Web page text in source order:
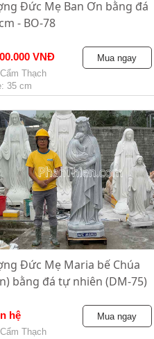
Đức Mẹ Ban Ơn bằng đá
- BO-78
VNĐ
Thạch
35 cm
Mua ngay
Đức Mẹ Maria bế Chúa
bằng đá tự nhiên (DM-75)
hệ
Thạch
Mua ngay